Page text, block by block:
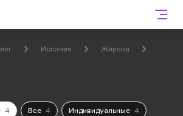
Испания
Жирона
4 Все 4 Индивидуальные 4